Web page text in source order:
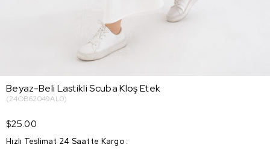
Beyaz-Beli Lastikli Scuba Kloş Etek
(24OB62049AL0)
$25.00
Hızlı Teslimat 24 Saatte Kargo :